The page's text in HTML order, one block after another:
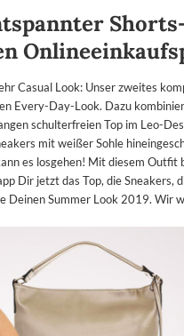
Casual Look: Unser zweites
Every-Day-Look. Dazu
schulterfreien Top im Leo-
mit weißer Sohle
es losgehen! Mit diesem
Dir jetzt das Top, die Sneakers,
Summer Look 2019. Wir